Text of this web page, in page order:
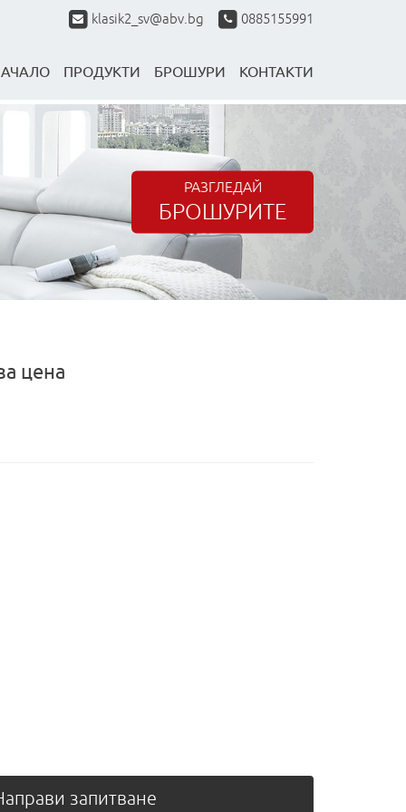
klasik2_sv@abv.bg 0885155991
ПРОДУКТИ БРОШУРИ КОНТАКТИ
РАЗГЛЕДАЙ
БРОШУРИТЕ
цена
запитване